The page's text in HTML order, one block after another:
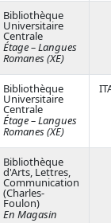
Bibliothèque
Universitaire
Centrale
Étage – Langues
Romanes (XE)
Bibliothèque
Universitaire
Centrale
Étage – Langues
Romanes (XE)
Bibliothèque
d'Arts, Lettres,
Communication
(Charles-
Foulon)
En Magasin